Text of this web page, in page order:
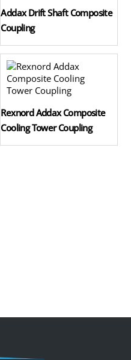
Addax Drift Shaft Composite
Coupling
Rexnord Addax Composite
Cooling Tower Coupling